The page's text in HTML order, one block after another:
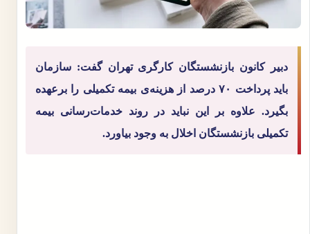
دبیر کانون بازنشستگان کارگری تهران گفت: سازمان
باید پرداخت ۷۰ درصد از هزینه‌ی بیمه تکمیلی را برعهده
بگیرد. علاوه بر این نباید در روند خدمات‌رسانی بیمه
تکمیلی بازنشستگان اخلال به وجود بیاورد.